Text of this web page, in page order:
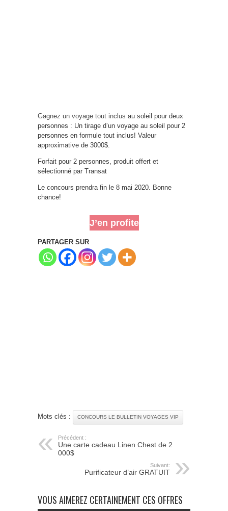
Gagnez un voyage tout inclus au soleil pour deux
personnes : Un tirage d’un voyage au soleil pour 2
personnes en formule tout inclus! Valeur
approximative de 3000$.
Forfait pour 2 personnes, produit offert et
sélectionné par Transat
Le concours prendra fin le 8 mai 2020. Bonne
chance!
J’en profite
PARTAGER SUR
Mots clés : CONCOURS LE BULLETIN VOYAGES VIP
Précédent :
Une carte cadeau Linen Chest de 2
000$
Suivant:
Purificateur d’air GRATUIT
VOUS AIMEREZ CERTAINEMENT CES OFFRES